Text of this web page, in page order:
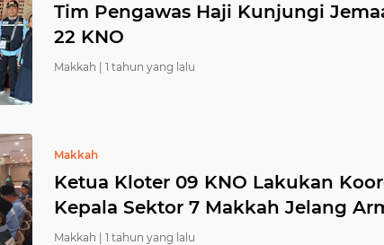
Tim Pengawas Haji Kunjungi
22 KNO
Makkah | 1 tahun yang lalu
Makkah
Ketua Kloter 09 KNO Lakukan
Kepala Sektor 7 Makkah Jelang
Makkah | 1 tahun yang lalu